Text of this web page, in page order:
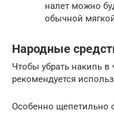
налет можно
обычной
Народные
Чтобы убрать накипь
рекомендуется
Особенно щепетильно